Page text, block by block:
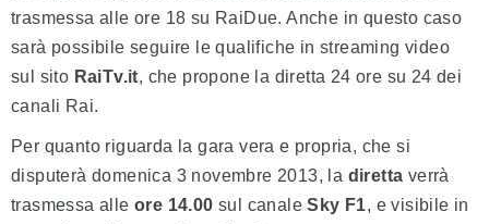
trasmessa alle ore 18 su RaiDue. Anche in questo caso
sarà possibile seguire le qualifiche in streaming video
sul sito RaiTv.it, che propone la diretta 24 ore su 24 dei
canali Rai.
Per quanto riguarda la gara vera e propria, che si
disputerà domenica 3 novembre 2013, la diretta verrà
trasmessa alleore 14.00 sul canaleSky F1, e visibile in